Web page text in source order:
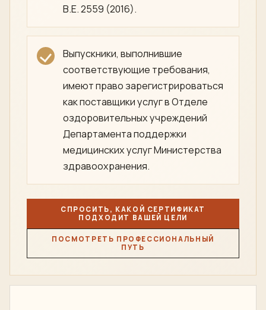
B.E. 2559 (2016).
Выпускники, выполнившие
соответствующие требования,
имеют право зарегистрироваться
как поставщики услуг в Отделе
оздоровительных учреждений
Департамента поддержки
медицинских услуг Министерства
здравоохранения.
СПРОСИТЬ, КАКОЙ СЕРТИФИКАТ
ПОДХОДИТ ВАШЕЙ ЦЕЛИ
ПОСМОТРЕТЬ ПРОФЕССИОНАЛЬНЫЙ
ПУТЬ